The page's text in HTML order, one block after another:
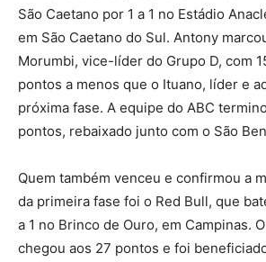
São Caetano por 1 a 1 no Estádio
em São Caetano do Sul. Antony
Morumbi, vice-líder do Grupo D, com
pontos a menos que o Ituano, líder e
próxima fase. A equipe do ABC
pontos, rebaixado junto com o São
Quem também venceu e confirmou a
da primeira fase foi o Red Bull, que
a 1 no Brinco de Ouro, em Campinas.
chegou aos 27 pontos e foi